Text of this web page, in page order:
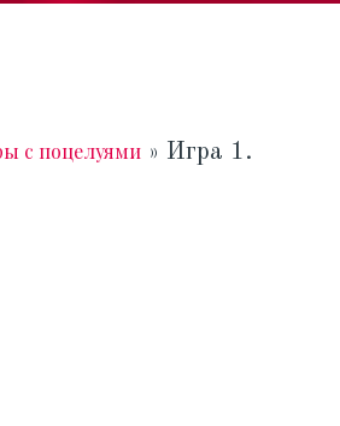
с поцелуями » Игра 1.